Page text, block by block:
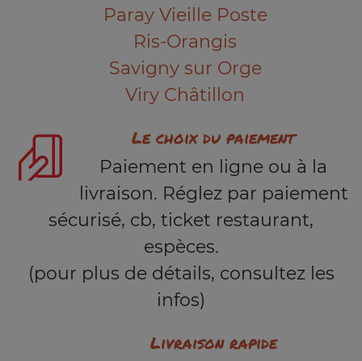
Paray Vieille Poste
Ris-Orangis
Savigny sur Orge
Viry Châtillon
Le choix du paiement
Paiement en ligne ou à la
livraison. Réglez par paiement
sécurisé, cb, ticket restaurant,
espèces.
(pour plus de détails, consultez les
infos)
Livraison rapide